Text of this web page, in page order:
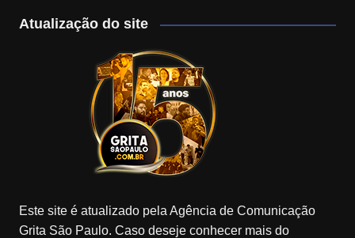
Atualização do site
Este site é atualizado pela Agência de Comunicação
Grita São Paulo. Caso deseje conhecer mais do